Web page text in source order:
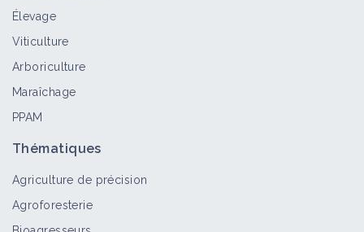
Élevage
Viticulture
Arboriculture
Maraîchage
PPAM
Thématiques
Agriculture de précision
Agroforesterie